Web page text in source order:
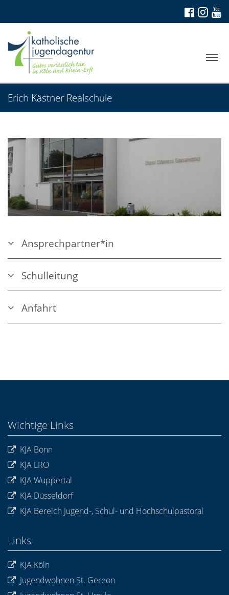
Erich Kästner Realschule
Ansprechpartner*in
Schulleitung
Anfahrt
Wichtige Links
KJA Bonn
KJA LRO
KJA Wuppertal
KJA Düsseldorf
KJA Bereich Jugend-, Schul- und Hochschulpastoral
Links
KJA Köln
Jugendwohnen St. Gereon